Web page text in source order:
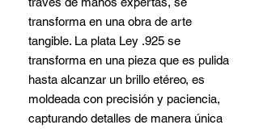
transforma en una obra de arte
tangible. La plata Ley .925 se
transforma en una pieza que es pulida
hasta alcanzar un brillo etéreo, es
moldeada con precisión y paciencia,
capturando detalles de manera única